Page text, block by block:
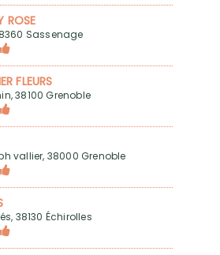
ROSE
Sassenage
FLEURS
38100 Grenoble
vallier, 38000 Grenoble
38130 Échirolles